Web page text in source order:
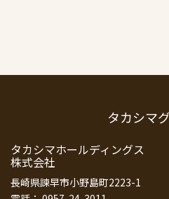
タカシマ
タカシマホールディングス
株式会社
長崎県諫早市小野島町2223-1